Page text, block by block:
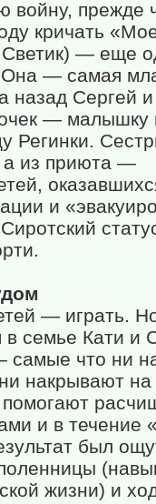
войну, прежде
кричать
Светик) — еще
Она — самая
назад Сергей
— малышку
Регинки.
а из приюта —
и
— играть.
в семье Кати и
самые что ни
накрывают на
и в течение
был
жизни) и